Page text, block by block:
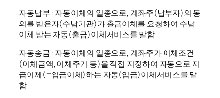
자동납부 : 자동이체의 일종으로, 계좌주(납부자)의 동
의를 받은자(수납기관)가 출금이체를 요청하여 수납
이체 받는 자동(출금)이체서비스를 말함
자동송금 : 자동이체의 일종으로, 계좌주가 이체조건
(이체금액, 이체주기 등)을 직접 지정하여 자동으로 지
급이체(=입금이체)하는 자동(입금)이체서비스를 말
함